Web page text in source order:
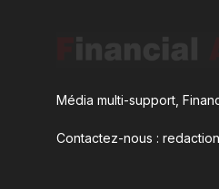
Média multi-support,
Contactez-nous :